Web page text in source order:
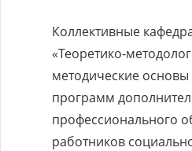
Коллективные
«Теоретико-
методические основы
программ
профессионального
работников